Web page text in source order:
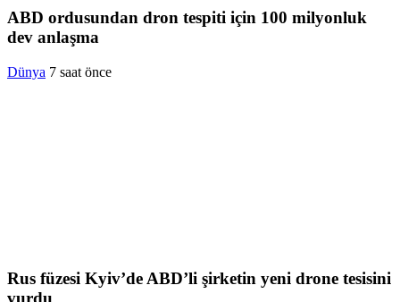
ABD ordusundan dron tespiti için 100 milyonluk
dev anlaşma
Dünya 7 saat önce
Rus füzesi Kyiv’de ABD’li şirketin yeni drone tesisini
vurdu